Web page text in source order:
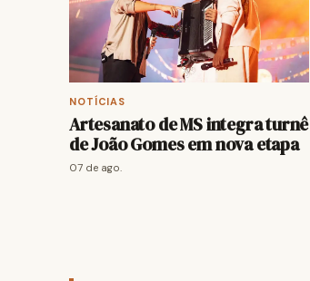
NOTÍCIAS
Artesanato de MS integra turnê
de João Gomes em nova etapa
07 de ago.